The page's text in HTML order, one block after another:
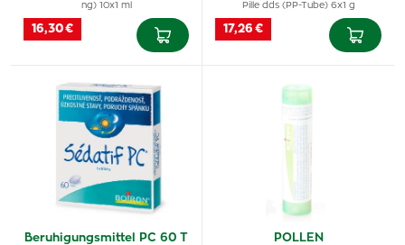
ng) 10x1 ml
16,30 €
Pille dds (PP-Tube) 6x1 g
17,26 €
Beruhigungsmittel PC 60 T
POLLEN